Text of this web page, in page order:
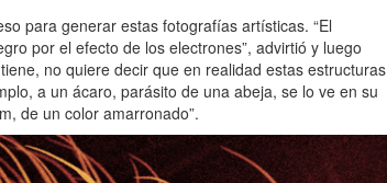
para generar estas fotografías artísticas. “El
por el efecto de los electrones”, advirtió y luego
no quiere decir que en realidad estas estructuras
a un ácaro, parásito de una abeja, se lo ve en su
de un color amarronado”.